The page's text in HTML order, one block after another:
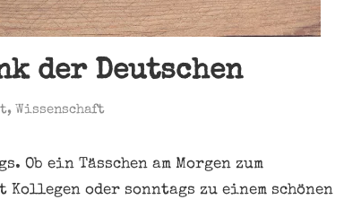
der Deutschen
, Wissenschaft
ein Tässchen am Morgen zum
Kollegen oder sonntags zu einem schönen